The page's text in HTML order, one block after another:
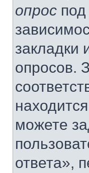
опрос
закладки
опросов.
можете
ответа»,